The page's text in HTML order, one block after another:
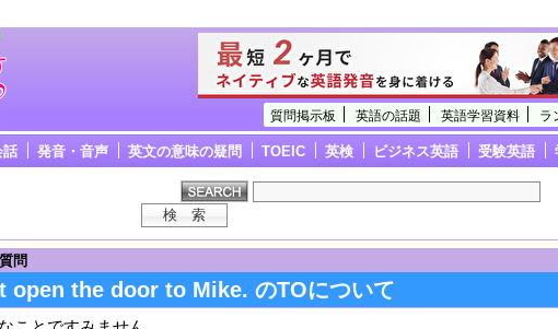
質問掲示板 英語の話題 英語学習資料 ラ
話 発音・音声 英文の意味の疑問 TOEIC 英検 ビジネス英語 受験英語
問
open the door to Mike. のTOについて